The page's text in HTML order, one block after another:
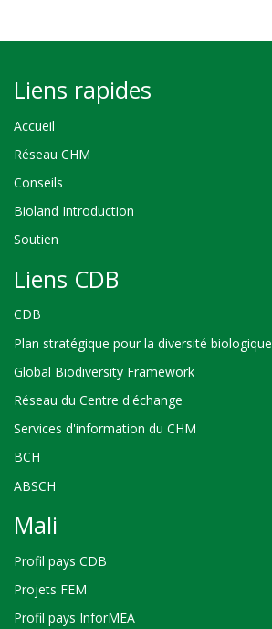
Liens rapides
Accueil
Réseau CHM
Conseils
Bioland Introduction
Soutien
Liens CDB
CDB
Plan stratégique pour la diversité biologique
Global Biodiversity Framework
Réseau du Centre d'échange
Services d'information du CHM
BCH
ABSCH
Mali
Profil pays CDB
Projets FEM
Profil pays InforMEA